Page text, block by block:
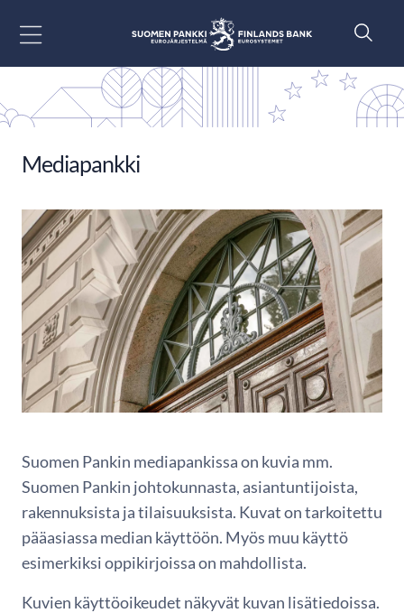
Mediapankki
Suomen Pankin mediapankissa on kuvia mm.
Suomen Pankin johtokunnasta, asiantuntijoista,
rakennuksista ja tilaisuuksista. Kuvat on tarkoitettu
pääasiassa median käyttöön. Myös muu käyttö
esimerkiksi oppikirjoissa on mahdollista.
Kuvien käyttöoikeudet näkyvät kuvan lisätiedoissa.